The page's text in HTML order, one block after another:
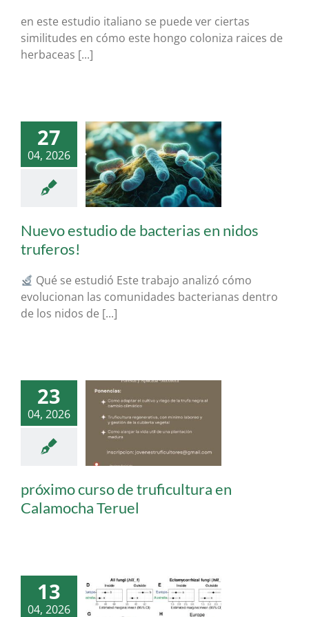
en este estudio italiano se puede ver ciertas
similitudes en cómo este hongo coloniza raices de
herbaceas [...]
27
04, 2026
estudio de
Nuevo estudio de bacterias en nidos
truferos!
Qué se estudió Este trabajo analizó cómo
evolucionan las comunidades bacterianas dentro
de los nidos de [...]
23
04, 2026
curso de
en Calamocha
Forestal &
próximo curso de truficultura en
Calamocha Teruel
13
04, 2026
truferas
obtienen